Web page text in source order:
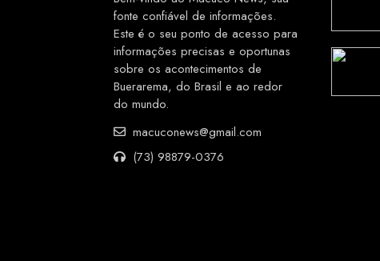
fonte confiável de informações.
Este é o seu ponto de acesso para
informações precisas e oportunas
sobre os acontecimentos de
Buerarema, do Brasil e ao redor
do mundo.
macuconews@gmail.com
(73) 98879-0376